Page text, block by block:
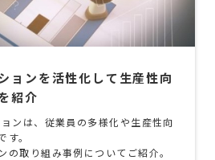
ョンを活性化して生産性向
紹介
ンは、従業員の多様化や生産性向
す。
の取り組み事例についてご紹介。